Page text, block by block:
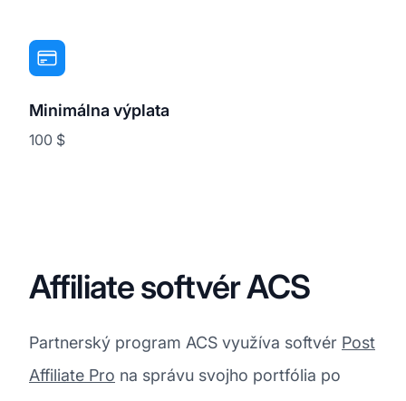
Minimálna výplata
100 $
Affiliate softvér ACS
Partnerský program ACS využíva softvér Post
Affiliate Pro na správu svojho portfólia po